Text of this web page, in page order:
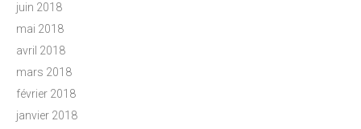
juin 2018
mai 2018
avril 2018
mars 2018
février 2018
janvier 2018